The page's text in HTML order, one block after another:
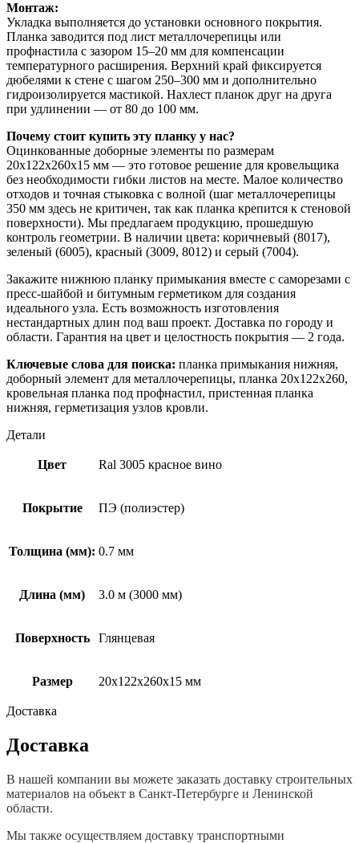
Монтаж:
Укладка выполняется до установки основного покрытия.
Планка заводится под лист металлочерепицы или
профнастила с зазором 15–20 мм для компенсации
температурного расширения. Верхний край фиксируется
дюбелями к стене с шагом 250–300 мм и дополнительно
гидроизолируется мастикой. Нахлест планок друг на друга
при удлинении — от 80 до 100 мм.
Почему стоит купить эту планку у нас?
Оцинкованные доборные элементы по размерам
20х122х260х15 мм — это готовое решение для кровельщика
без необходимости гибки листов на месте. Малое количество
отходов и точная стыковка с волной (шаг металлочерепицы
350 мм здесь не критичен, так как планка крепится к стеновой
поверхности). Мы предлагаем продукцию, прошедшую
контроль геометрии. В наличии цвета: коричневый (8017),
зеленый (6005), красный (3009, 8012) и серый (7004).
Закажите нижнюю планку примыкания вместе с саморезами с
пресс-шайбой и битумным герметиком для создания
идеального узла. Есть возможность изготовления
нестандартных длин под ваш проект. Доставка по городу и
области. Гарантия на цвет и целостность покрытия — 2 года.
Ключевые слова для поиска: планка примыкания нижняя,
доборный элемент для металлочерепицы, планка 20х122х260,
кровельная планка под профнастил, пристенная планка
нижняя, герметизация узлов кровли.
Детали
Цвет Ral 3005 красное вино
Покрытие ПЭ (полиэстер)
Толщина (мм): 0.7 мм
Длина (мм) 3.0 м (3000 мм)
Поверхность Глянцевая
Размер 20х122х260х15 мм
Доставка
Доставка
В нашей компании вы можете заказать доставку строительных
материалов на объект в Санкт-Петербурге и Ленинской
области.
Мы также осуществляем доставку транспортными